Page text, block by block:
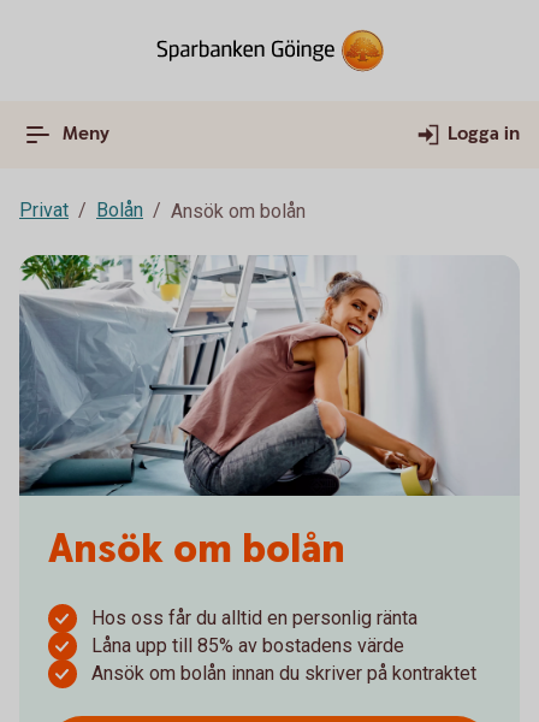
Meny Logga in
Privat Bolån Ansök om bolån
Ansök om bolån
Hos oss får du alltid en personlig ränta
Låna upp till 85% av bostadens värde
Ansök om bolån innan du skriver på kontraktet